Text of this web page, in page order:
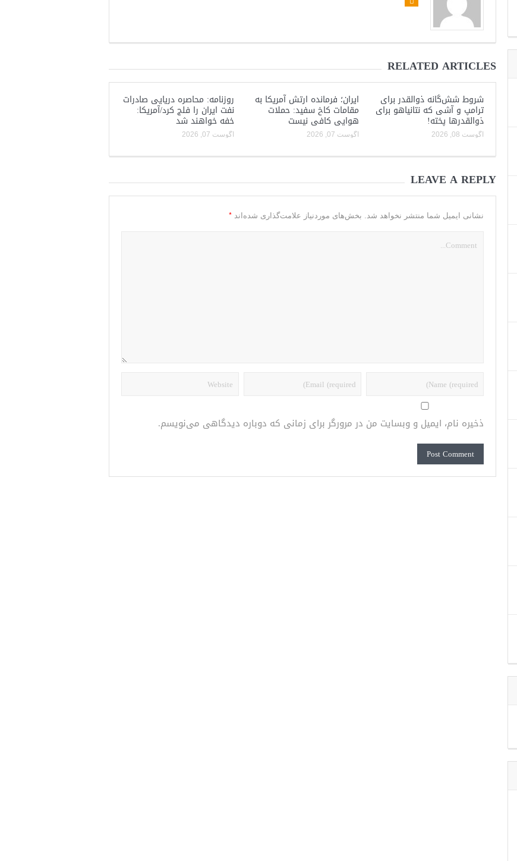
RELATED ARTICLES
شروط شش‌گانه ذوالقدر برای
ترامپ و آشی که نتانیاهو برای
ذوالقدرها پخته!
آگوست 08, 2026
ایران؛ فرمانده ارتش آمریکا به
مقامات کاخ سفید: حملات
هوایی کافی نیست
آگوست 07, 2026
روزنامه: محاصره دریایی صادرات
نفت ایران را فلج کرد/آمریکا:
خفه خواهند شد
آگوست 07, 2026
LEAVE A REPLY
نشانی ایمیل شما منتشر نخواهد شد. بخش‌های موردنیاز علامت‌گذاری شده‌اند *
ذخیره نام، ایمیل و وبسایت من در مرورگر برای زمانی که دوباره دیدگاهی می‌نویسم.